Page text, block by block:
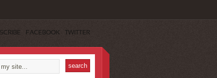
FACEBOOK TWITTER